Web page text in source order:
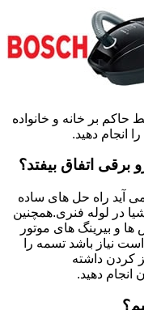
حاکم بر خانه و خانواده
انجام دهید.
اتفاق بیفتد؟
آید راه حل های ساده
در لوله فنری.همچنین
و بیرینگ های موتور
نیاز باشد تسمه را
کردن داشته
انجام دهید.